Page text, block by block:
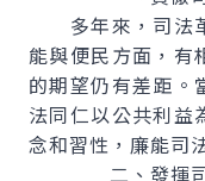
多年來，司法
能與便民方面，有
的期望仍有差距。
法同仁以公共利益
念和習性，廉能司
二、發揮司法